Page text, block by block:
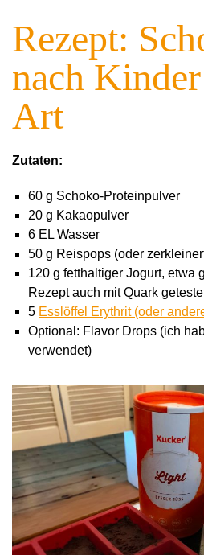
Rezept:
nach
Art
Zutaten:
60 g Schoko-Proteinpulver
20 g Kakaopulver
6 EL Wasser
50 g Reispops (oder
120 g fetthaltiger Jogurt, etwa
Rezept auch mit Quark
5 Esslöffel Erythrit (oder
Optional: Flavor Drops (ich
verwendet)